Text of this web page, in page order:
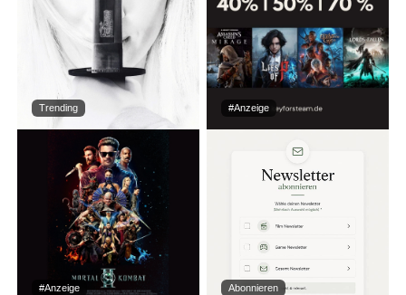
Trending #Anzeige
#Anzeige Abonnieren